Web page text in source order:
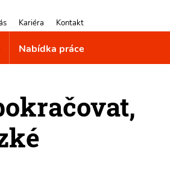
Kariéra Kontakt
Nabídka práce